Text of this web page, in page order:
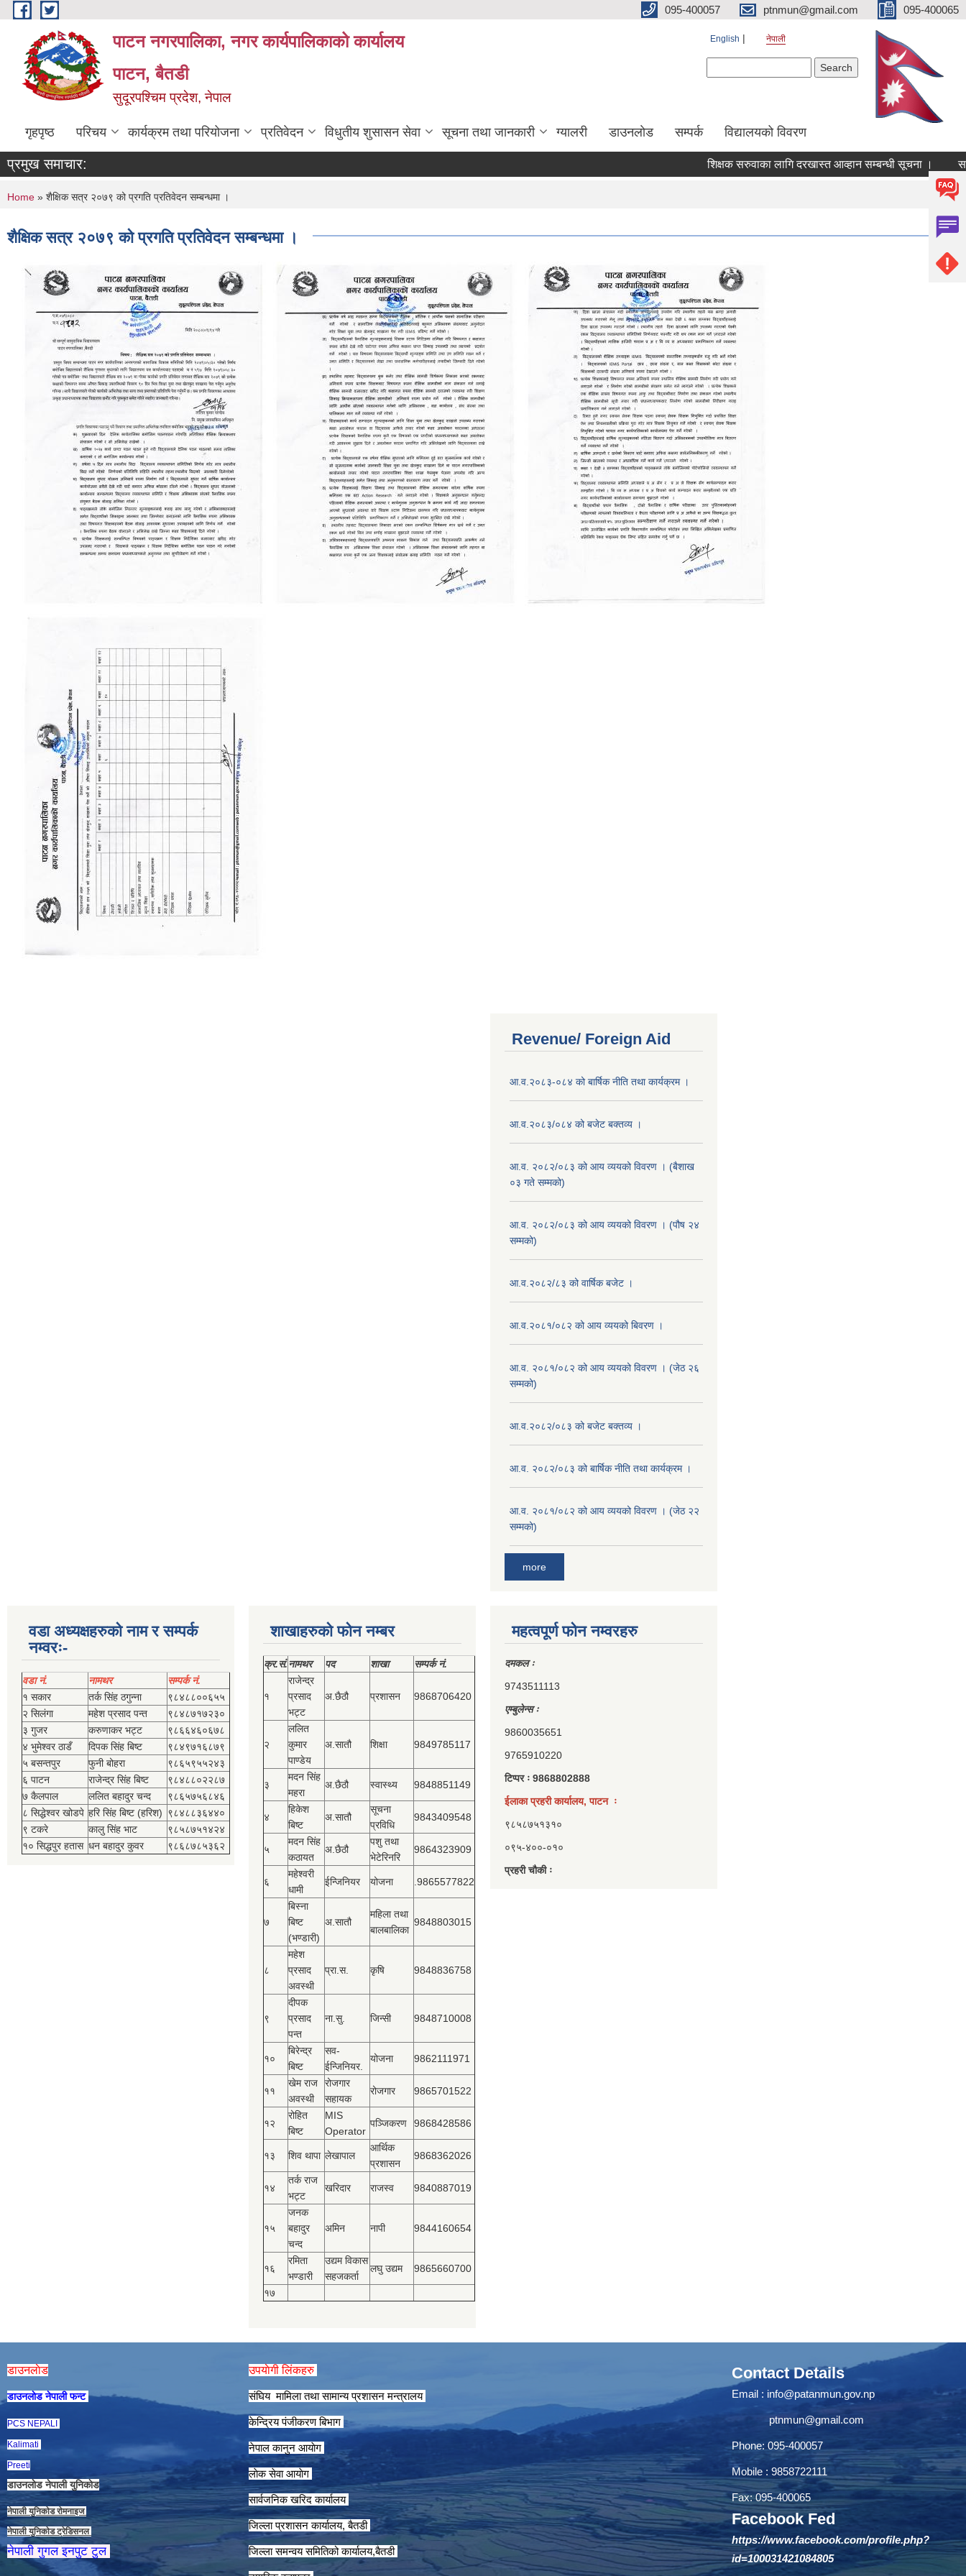
Skip to main content 095-400057 ptnmun@gmail.com 095-400065
पाटन नगरपालिका, नगर कार्यपालिकाको कार्यालय
पाटन, बैतडी
सुदूरपश्चिम प्रदेश, नेपाल
English नेपाली
गृहपृष्ठ परिचय कार्यक्रम तथा परियोजना प्रतिवेदन विधुतीय शुसासन सेवा सूचना तथा जानकारी ग्यालरी डाउनलाेड सम्पर्क विद्यालयको विवरण
प्रमुख समाचार: शिक्षक सरुवाका लागि दरखास्त आव्हान सम्बन्धी सूचना । सरुवा
You are here
Home » शैक्षिक सत्र २०७९ को प्रगति प्रतिवेदन सम्‍बन्‍धमा ।
शैक्षिक सत्र २०७९ को प्रगति प्रतिवेदन सम्‍बन्‍धमा ।
Revenue/ Foreign Aid
आ.व.२०८३-०८४ को बार्षिक नीति तथा कार्यक्रम ।
आ.व.२०८३/०८४ को बजेट बक्तव्य ।
आ.व. २०८२/०८३ को आय व्ययको विवरण । (बैशाख
०३ गते सम्मको)
आ.व. २०८२/०८३ को आय व्ययको विवरण । (पौष २४
सम्मको)
आ.व.२०८२/८३ को वार्षिक बजेट ।
आ.व.२०८१/०८२ को आय व्ययको बिवरण ।
आ.व. २०८१/०८२ को आय व्ययको विवरण । (जेठ २६
सम्मको)
आ.व.२०८२/०८३ को बजेट बक्तव्य ।
आ.व. २०८२/०८३ को बार्षिक नीति तथा कार्यक्रम ।
आ.व. २०८१/०८२ को आय व्ययको विवरण । (जेठ २२
सम्मको)
more
वडा अध्यक्षहरुको नाम र सम्पर्क
नम्वरः-
वडा नं. नामथर
सम्पर्क नं.
१ सकार
तर्क सिंह ठगुन्‍ना
९८४८८००६५५
२ सिलंगा
महेश प्रसाद पन्त
९८४८७१७२३०
३ गुजर
करुणाकर भट्ट
९८६६४६०६७८
४ भुमेश्‍वर ठाडँ
दिपक सिंह बिष्‍ट
९८४९७१६८७९
५ बसन्तपुर
फुनी बोहरा
९८६५९५५२४३
६ पाटन
राजेन्द्र सिंह बिष्‍ट
९८४८८०२२८७
७ कैलपाल
ललित बहादुर चन्द
९८६५७५६८४६
८ सिद्धेश्‍वर खोडपे हरि सिंह बिष्‍ट (हरिश) ९८४८८३६४४०
९ टकरे
कालु सिंह भाट
९८५८७५१४२४
१० सिद्धपुर हतास धन बहादुर कुवर ९८६८७८५३६२
शाखाहरुको फोन नम्बर
क्र.सं.नामथर पद शाखा सम्‍पर्क नं.
१
राजेन्द्र
प्रसाद
भट्ट
अ.छैठौ प्रशासन 9868706420
२
ललित
कुमार
पाण्डेय
अ.सातौ शिक्षा 9849785117
३
मदन सिंह
महरा
अ.छैठौ स्वास्थ्य 9848851149
४
हिकेश
बिष्‍ट
अ.सातौ
सूचना
प्रविधि
9843409548
५
मदन सिंह
कठायत
अ.छैठौ
पशु तथा
भेटेरिनरि
9864323909
६
महेश्‍वरी
धामी
ईन्जिनियर योजना .9865577822
७
बिस्‍ना
बिष्‍ट
(भण्डारी)
अ.सातौ
महिला तथा
बालबालिका
9848803015
८
महेश
प्रसाद
अवस्थी
प्रा.स. कृषि 9848836758
९
दीपक
प्रसाद
पन्त
ना.सु. जिन्सी 9848710008
१०
बिरेन्द्र
बिष्‍ट
सव-
ईन्जिनियर.
योजना 9862111971
११
खेम राज
अवस्थी
रोजगार
सहायक
रोजगार 9865701522
१२
रोहित
बिष्‍ट
MIS
Operator
पञ्‍जिकरण 9868428586
१३ शिव थापा लेखापाल
आर्थिक
प्रशासन
9868362026
१४
तर्क राज
भट्ट
खरिदार राजस्‍व 9840887019
१५
जनक
बहादुर
चन्द
अमिन नापी 9844160654
१६
रमिता
भण्डारी
उद्यम विकास
सहजकर्ता
लघु उद्यम 9865660700
१७
महत्वपूर्ण फोन नम्वरहरु
दमकल ः
9743511113
एम्बुलेन्स ः
9860035651
9765910220
टिप्पर ः 9868802888
ईलाका प्रहरी कार्यालय, पाटन ः
९८५८७५१३१०
०९५-४००-०१०
प्रहरी चौकी ः
डाउनलाेड
डाउनलाेड नेपाली फन्ट
PCS NEPALI
Kalimati
Preeti
डाउनलाेड नेपाली युनिकाेड
नेपाली युनिकाेड राेमनाइज
नेपाली युनिकाेड ट्रेडिसनल
नेपाली गुगल इनपुट टुल
उपयाेगी लिंकहरु
संघिय मामिला तथा सामान्य प्रशासन मन्त्रालय
केन्द्रिय पंजीकरण बिभाग
नेपाल कानुन आयाेग
लाेक सेवा आयाेग
सार्वजनिक खरिद कार्यालय
जिल्ला प्रशासन कार्यालय, बैतडी
जिल्ला समन्वय समितिको कार्यालय,बैतडी
Contact Details
Email : info@patanmun.gov.np
ptnmun@gmail.com
Phone: 095-400057
Mobile : 9858722111
Fax: 095-400065
Facebook Fed
https://www.facebook.com/profile.php?
id=100031421084805